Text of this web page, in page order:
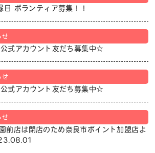
ボランティア募集！！
せ
式アカウント友だち募集中☆
せ
式アカウント友だち募集中☆
せ
前店は閉店のため奈良市ポイント加盟店よ